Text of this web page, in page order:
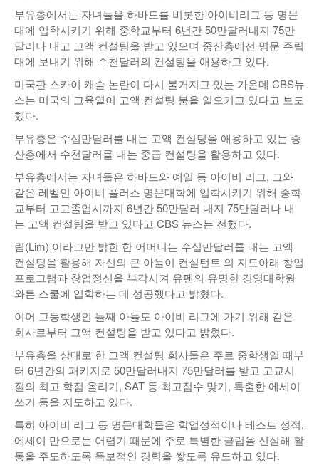
부유층에서는 자녀들을 하바드를 비롯한 아이비리그 등 명문
대에 입학시키기 위해 중학교부터 6년간 50만달러내지 75만
달러나 내고 고액 컨설팅을 받고 있으며 중산층에선 명문 주립
대에 보내기 위해 수천달러의 컨설팅을 애용하고 있다.
미국판 스카이 캐슬 논란이 다시 불거지고 있는 가운데 CBS뉴
스는 미국의 고육열이 고액 컨설팅 붐을 일으키고 있다고 보도
했다.
부유층은 수십만달러를 내는 고액 컨설팅을 애용하고 있는 중
산층에서 수천달러를 내는 중급 컨설팅을 활용하고 있다.
부유층에서는 자녀들은 하바드와 예일 등 아이비 리그, 그와
같은 레벨인 아이비 플러스 명문대학에 입학시키기 위해 중학
교부터 고교졸업시까지 6년간 50만달러 내지 75만달러나 내
는 고액 컨설팅을 받고 있다고 CBS 뉴스는 전했다.
림(Lim) 이라고만 밝힌 한 어머니는 수십만달러를 내는 고액
컨설팅을 활용해 자신의 큰 아들이 컨설턴트 의 지도아래 창업
프로그램과 창업정신을 부각시켜 유펜의 유명한 경영대학원
와튼 스쿨에 입학하는 데 성공했다고 밝혔다.
이어 고등학생인 둘째 아들도 아이비 리그에 가기 위해 같은
회사로부터 고액 컨설팅을 받고 있다고 밝혔다.
부유층을 상대로 한 고액 컨설팅 회사들은 주로 중학생일 때부
터 6년간의 패키지로 50만달러내지 75만달러를 받고 고교시
절의 최고 학점 올리기, SAT 등 최고점수 맞기, 특출한 에세이
쓰기 등을 지도하고 있다.
특히 아이비 리그 등 명문대학들은 학업성적이나 테스트 성적,
에세이 만으로는 어렵기 때문에 주로 특별한 클럽을 신설해 활
동을 주도하도록 독보적인 경력을 쌓도록 유도하고 있다.